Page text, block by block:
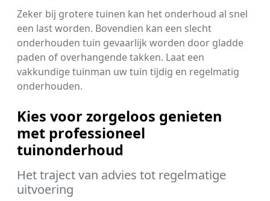
Zeker bij grotere tuinen kan het onderhoud al snel
een last worden. Bovendien kan een slecht
onderhouden tuin gevaarlijk worden door gladde
paden of overhangende takken. Laat een
vakkundige tuinman uw tuin tijdig en regelmatig
onderhouden.
Kies voor zorgeloos genieten
met professioneel
tuinonderhoud
Het traject van advies tot regelmatige
uitvoering